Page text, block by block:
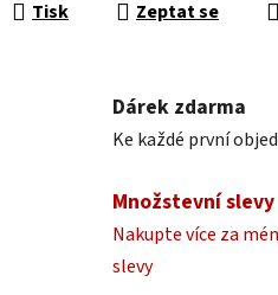
Tisk Zeptat se
Dárek zdarma
Ke každé první
Množstevní slevy
Nakupte více za
slevy